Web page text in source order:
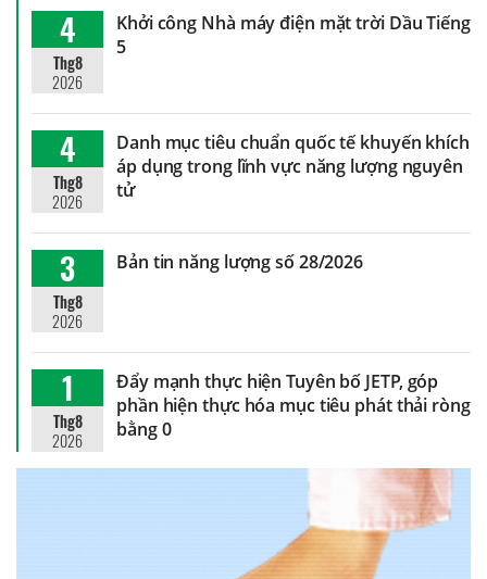
4
Thg8
2026
Khởi công Nhà máy điện mặt trời Dầu Tiếng
5
4
Thg8
2026
Danh mục tiêu chuẩn quốc tế khuyến khích
áp dụng trong lĩnh vực năng lượng nguyên
tử
3
Thg8
2026
Bản tin năng lượng số 28/2026
1
Thg8
2026
Đẩy mạnh thực hiện Tuyên bố JETP, góp
phần hiện thực hóa mục tiêu phát thải ròng
bằng 0